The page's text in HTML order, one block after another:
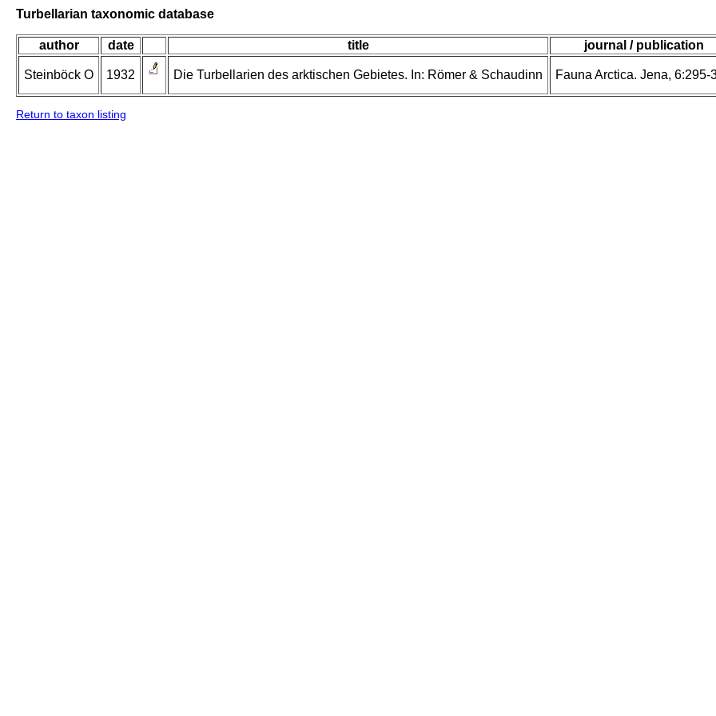
Turbellarian taxonomic database
author date title journal / publication
Steinböck O 1932 Die Turbellarien des arktischen Gebietes. In: Römer & Schaudinn Fauna Arctica. Jena, 6:295-
Return to taxon listing